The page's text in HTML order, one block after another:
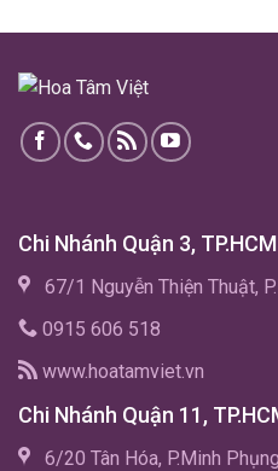
Chi Nhánh Quận 3, TP.HCM
67/1 Nguyễn Thiện Thuật,
0915 606 518
www.hoatamviet.vn
Chi Nhánh Quận 11,
6/20 Tân Hóa, P.Minh